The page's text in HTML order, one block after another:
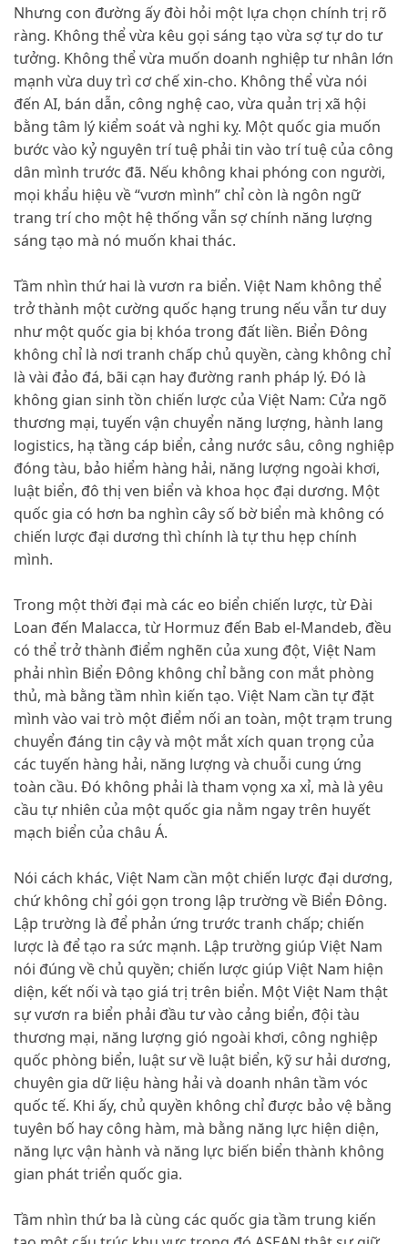
Nhưng con đường ấy đòi hỏi một lựa chọn chính trị rõ
ràng. Không thể vừa kêu gọi sáng tạo vừa sợ tự do tư
tưởng. Không thể vừa muốn doanh nghiệp tư nhân lớn
mạnh vừa duy trì cơ chế xin-cho. Không thể vừa nói
đến AI, bán dẫn, công nghệ cao, vừa quản trị xã hội
bằng tâm lý kiểm soát và nghi kỵ. Một quốc gia muốn
bước vào kỷ nguyên trí tuệ phải tin vào trí tuệ của công
dân mình trước đã. Nếu không khai phóng con người,
mọi khẩu hiệu về “vươn mình” chỉ còn là ngôn ngữ
trang trí cho một hệ thống vẫn sợ chính năng lượng
sáng tạo mà nó muốn khai thác.
Tầm nhìn thứ hai là vươn ra biển. Việt Nam không thể
trở thành một cường quốc hạng trung nếu vẫn tư duy
như một quốc gia bị khóa trong đất liền. Biển Đông
không chỉ là nơi tranh chấp chủ quyền, càng không chỉ
là vài đảo đá, bãi cạn hay đường ranh pháp lý. Đó là
không gian sinh tồn chiến lược của Việt Nam: Cửa ngõ
thương mại, tuyến vận chuyển năng lượng, hành lang
logistics, hạ tầng cáp biển, cảng nước sâu, công nghiệp
đóng tàu, bảo hiểm hàng hải, năng lượng ngoài khơi,
luật biển, đô thị ven biển và khoa học đại dương. Một
quốc gia có hơn ba nghìn cây số bờ biển mà không có
chiến lược đại dương thì chính là tự thu hẹp chính
mình.
Trong một thời đại mà các eo biển chiến lược, từ Đài
Loan đến Malacca, từ Hormuz đến Bab el-Mandeb, đều
có thể trở thành điểm nghẽn của xung đột, Việt Nam
phải nhìn Biển Đông không chỉ bằng con mắt phòng
thủ, mà bằng tầm nhìn kiến tạo. Việt Nam cần tự đặt
mình vào vai trò một điểm nối an toàn, một trạm trung
chuyển đáng tin cậy và một mắt xích quan trọng của
các tuyến hàng hải, năng lượng và chuỗi cung ứng
toàn cầu. Đó không phải là tham vọng xa xỉ, mà là yêu
cầu tự nhiên của một quốc gia nằm ngay trên huyết
mạch biển của châu Á.
Nói cách khác, Việt Nam cần một chiến lược đại dương,
chứ không chỉ gói gọn trong lập trường về Biển Đông.
Lập trường là để phản ứng trước tranh chấp; chiến
lược là để tạo ra sức mạnh. Lập trường giúp Việt Nam
nói đúng về chủ quyền; chiến lược giúp Việt Nam hiện
diện, kết nối và tạo giá trị trên biển. Một Việt Nam thật
sự vươn ra biển phải đầu tư vào cảng biển, đội tàu
thương mại, năng lượng gió ngoài khơi, công nghiệp
quốc phòng biển, luật sư về luật biển, kỹ sư hải dương,
chuyên gia dữ liệu hàng hải và doanh nhân tầm vóc
quốc tế. Khi ấy, chủ quyền không chỉ được bảo vệ bằng
tuyên bố hay công hàm, mà bằng năng lực hiện diện,
năng lực vận hành và năng lực biến biển thành không
gian phát triển quốc gia.
Tầm nhìn thứ ba là cùng các quốc gia tầm trung kiến